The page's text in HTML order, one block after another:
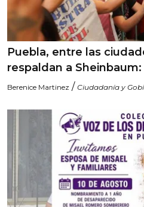
Puebla, entre las
respaldan a
Berenice Martinez / Ciudadanía y